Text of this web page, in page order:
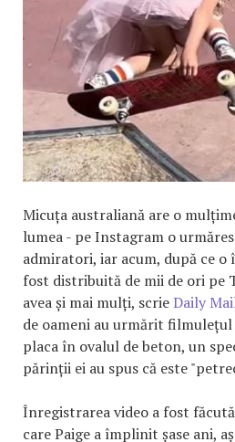
Micuța australiană are o
lumea - pe Instagram o
admiratori, iar acum, după ce o
fost distribuită de mii de ori pe
avea și mai mulți, scrieDaily
de oameni au urmărit filmulețul
placa în ovalul de beton, un
părinții ei au spus că este
Înregistrarea video a fost
care Paige a împlinit șase ani,